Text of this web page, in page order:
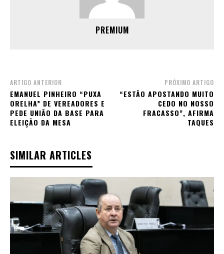
PREMIUM
ARTIGO ANTERIOR
EMANUEL PINHEIRO “PUXA
ORELHA” DE VEREADORES E
PEDE UNIÃO DA BASE PARA
ELEIÇÃO DA MESA
PRÓXIMO ARTIGO
“ESTÃO APOSTANDO MUITO
CEDO NO NOSSO
FRACASSO”, AFIRMA
TAQUES
SIMILAR ARTICLES